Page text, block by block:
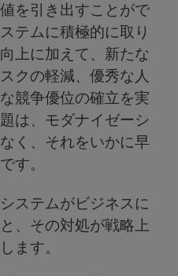
を引き出すことがで
テムに積極的に取り
上に加えて、新たな
クの軽減、優秀な人
競争優位の確立を実
は、モダナイゼーシ
く、それをいかに早
す。
ステムがビジネスに
、その対処が戦略上
ます。